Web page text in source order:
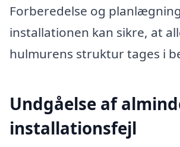
Forberedelse og
installationen kan sikre, at
hulmurens struktur tages i
Undgåelse af
installationsfejl